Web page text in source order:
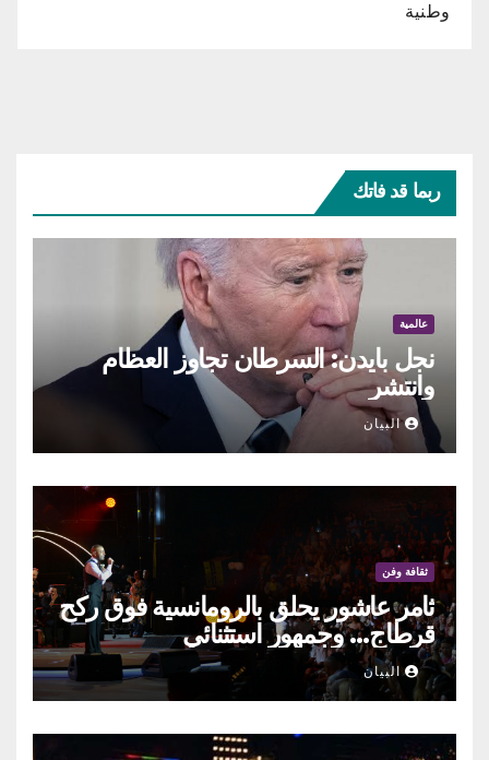
وطنية
ربما قد فاتك
عالمية
نجل بايدن: السرطان تجاوز العظام
وانتشر
البيان
ثقافة وفن
ثامر عاشور يحلق بالرومانسية فوق ركح
قرطاج… وجمهور استثنائي
البيان